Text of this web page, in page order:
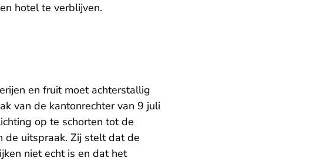
hotel te verblijven.
en fruit moet achterstallig
van de kantonrechter van 9 juli
op te schorten tot de
de uitspraak. Zij stelt dat de
niet echt is en dat het